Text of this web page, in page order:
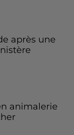
après une
animalerie